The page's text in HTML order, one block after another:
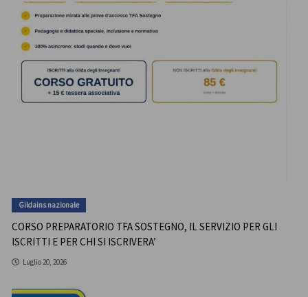
Gildains nazionale
CORSO PREPARATORIO TFA SOSTEGNO, IL SERVIZIO PER GLI
ISCRITTI E PER CHI SI ISCRIVERA’
Luglio 20, 2026